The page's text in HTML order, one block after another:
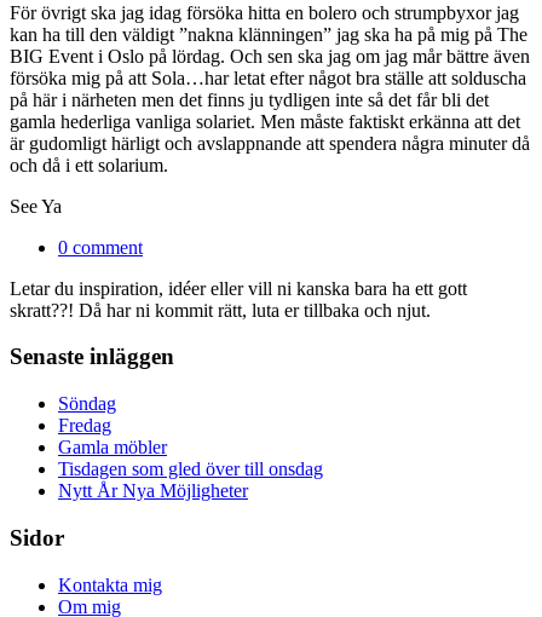
För övrigt ska jag idag försöka hitta en bolero och strumpbyxor jag
kan ha till den väldigt ”nakna klänningen” jag ska ha på mig på The
BIG Event i Oslo på lördag. Och sen ska jag om jag mår bättre även
försöka mig på att Sola…har letat efter något bra ställe att solduscha
på här i närheten men det finns ju tydligen inte så det får bli det
gamla hederliga vanliga solariet. Men måste faktiskt erkänna att det
är gudomligt härligt och avslappnande att spendera några minuter då
och då i ett solarium.
See Ya
0 comment
Letar du inspiration, idéer eller vill ni kanska bara ha ett gott
skratt??! Då har ni kommit rätt, luta er tillbaka och njut.
Senaste inläggen
Söndag
Fredag
Gamla möbler
Tisdagen som gled över till onsdag
Nytt År Nya Möjligheter
Sidor
Kontakta mig
Om mig